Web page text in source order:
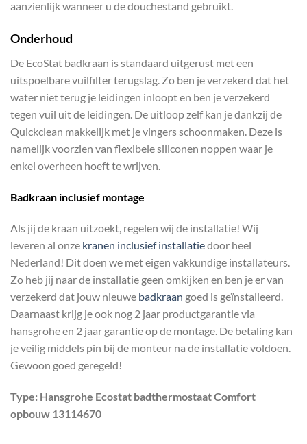
aanzienlijk wanneer u de douchestand gebruikt.
Onderhoud
De EcoStat badkraan is standaard uitgerust met een
uitspoelbare vuilfilter terugslag. Zo ben je verzekerd dat het
water niet terug je leidingen inloopt en ben je verzekerd
tegen vuil uit de leidingen. De uitloop zelf kan je dankzij de
Quickclean makkelijk met je vingers schoonmaken. Deze is
namelijk voorzien van flexibele siliconen noppen waar je
enkel overheen hoeft te wrijven.
Badkraan inclusief montage
Als jij de kraan uitzoekt, regelen wij de installatie! Wij
leveren al onze kranen inclusief installatiedoor heel
Nederland! Dit doen we met eigen vakkundige installateurs.
Zo heb jij naar de installatie geen omkijken en ben je er van
verzekerd dat jouw nieuwe badkraan goed is geïnstalleerd.
Daarnaast krijg je ook nog 2 jaar productgarantie via
hansgrohe en 2 jaar garantie op de montage. De betaling kan
je veilig middels pin bij de monteur na de installatie voldoen.
Gewoon goed geregeld!
Type: Hansgrohe Ecostat badthermostaat Comfort
opbouw 13114670